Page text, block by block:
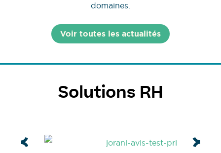
domaines.
Voir toutes les actualités
Solutions RH